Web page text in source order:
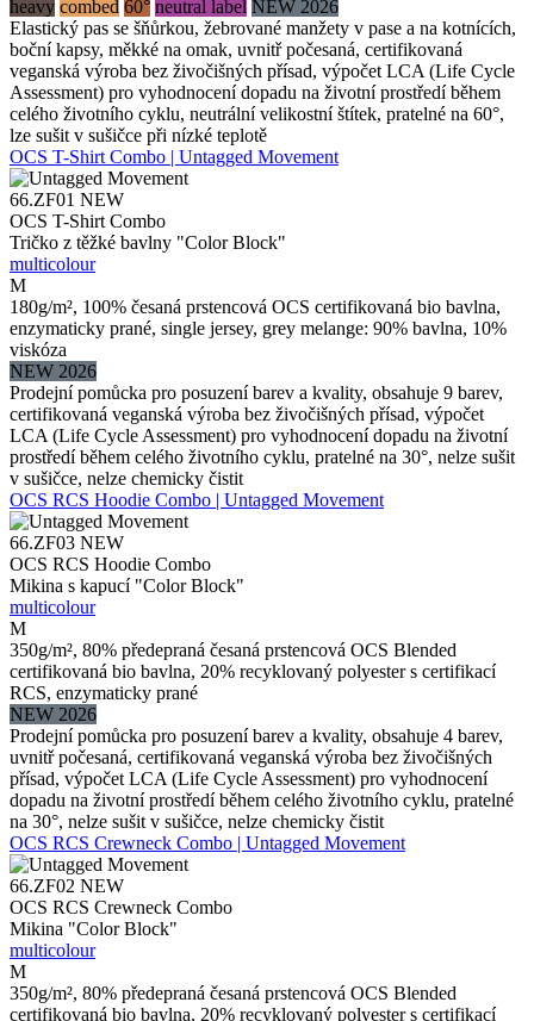
heavy combed 60° neutral label NEW 2026
Elastický pas se šňůrkou, žebrované manžety v pase a na kotnících,
boční kapsy, měkké na omak, uvnitř počesaná, certifikovaná
veganská výroba bez živočišných přísad, výpočet LCA (Life Cycle
Assessment) pro vyhodnocení dopadu na životní prostředí během
celého životního cyklu, neutrální velikostní štítek, pratelné na 60°,
lze sušit v sušičce při nízké teplotě
OCS T-Shirt Combo | Untagged Movement
66.ZF01 NEW
OCS T-Shirt Combo
Tričko z těžké bavlny "Color Block"
multicolour
M
180g/m², 100% česaná prstencová OCS certifikovaná bio bavlna,
enzymaticky prané, single jersey, grey melange: 90% bavlna, 10%
viskóza
NEW 2026
Prodejní pomůcka pro posuzení barev a kvality, obsahuje 9 barev,
certifikovaná veganská výroba bez živočišných přísad, výpočet
LCA (Life Cycle Assessment) pro vyhodnocení dopadu na životní
prostředí během celého životního cyklu, pratelné na 30°, nelze sušit
v sušičce, nelze chemicky čistit
OCS RCS Hoodie Combo | Untagged Movement
66.ZF03 NEW
OCS RCS Hoodie Combo
Mikina s kapucí "Color Block"
multicolour
M
350g/m², 80% předepraná česaná prstencová OCS Blended
certifikovaná bio bavlna, 20% recyklovaný polyester s certifikací
RCS, enzymaticky prané
NEW 2026
Prodejní pomůcka pro posuzení barev a kvality, obsahuje 4 barev,
uvnitř počesaná, certifikovaná veganská výroba bez živočišných
přísad, výpočet LCA (Life Cycle Assessment) pro vyhodnocení
dopadu na životní prostředí během celého životního cyklu, pratelné
na 30°, nelze sušit v sušičce, nelze chemicky čistit
OCS RCS Crewneck Combo | Untagged Movement
66.ZF02 NEW
OCS RCS Crewneck Combo
Mikina "Color Block"
multicolour
M
350g/m², 80% předepraná česaná prstencová OCS Blended
certifikovaná bio bavlna, 20% recyklovaný polyester s certifikací